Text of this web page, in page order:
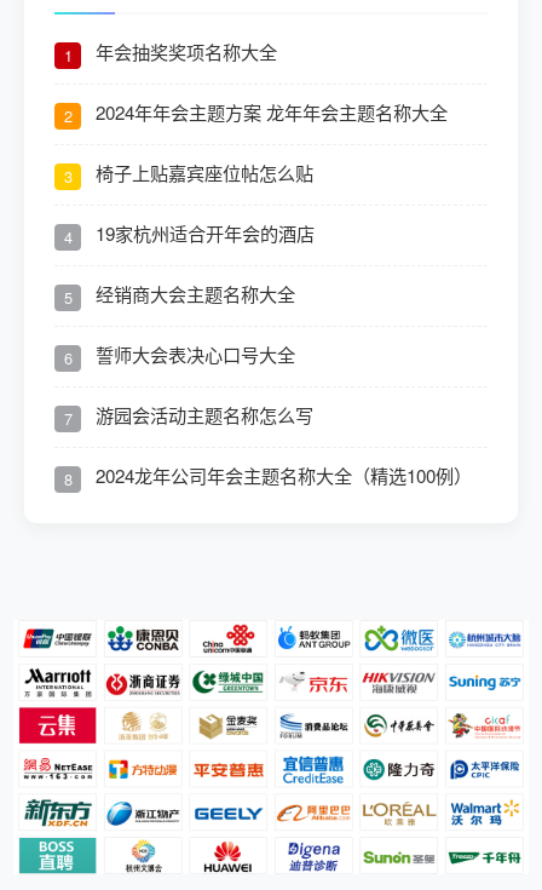
1 年会抽奖奖项名称大全
2 2024年年会主题方案 龙年年会主题名称大全
3 椅子上贴嘉宾座位帖怎么贴
4 19家杭州适合开年会的酒店
5 经销商大会主题名称大全
6 誓师大会表决心口号大全
7 游园会活动主题名称怎么写
8 2024龙年公司年会主题名称大全（精选100例）